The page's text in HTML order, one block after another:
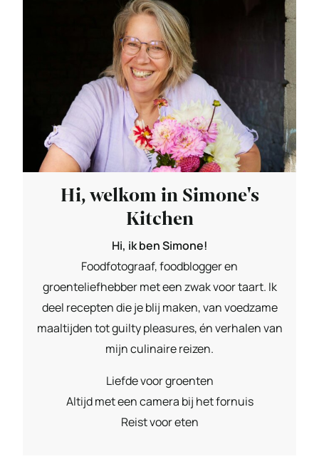
Hi, welkom in Simone's
Kitchen
Hi, ik ben Simone!
Foodfotograaf, foodblogger en
groenteliefhebber met een zwak voor taart. Ik
deel recepten die je blij maken, van voedzame
maaltijden tot guilty pleasures, én verhalen van
mijn culinaire reizen.
Liefde voor groenten
Altijd met een camera bij het fornuis
Reist voor eten